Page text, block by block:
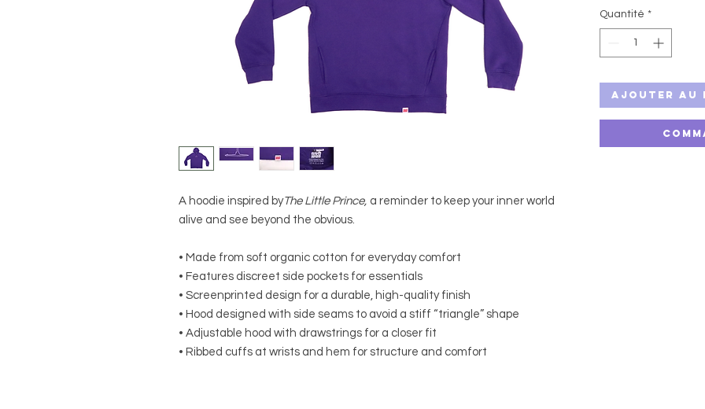
A hoodie inspired byThe Little Prince, a reminder to keep your inner world
alive and see beyond the obvious.
• Made from soft organic cotton for everyday comfort
• Features discreet side pockets for essentials
• Screenprinted design for a durable, high-quality finish
• Hood designed with side seams to avoid a stiff “triangle” shape
• Adjustable hood with drawstrings for a closer fit
• Ribbed cuffs at wrists and hem for structure and comfort
Quantité *
Ajouter au